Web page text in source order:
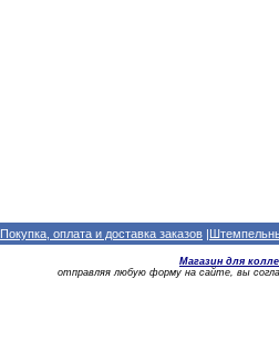
Покупка, оплата и доставка заказов |
Магазин для
отправляя любую форму на сайте, вы